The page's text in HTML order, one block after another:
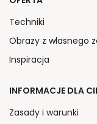
Techniki
Obrazy z własnego
Inspiracja
INFORMACJE DLA
Zasady i warunki